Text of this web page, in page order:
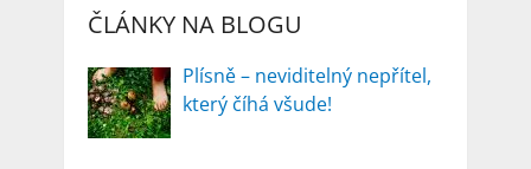
ČLÁNKY NA BLOGU
Plísně – neviditelný nepřítel,
který číhá všude!